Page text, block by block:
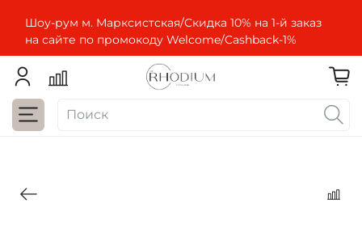
Шоу-рум м. Марксистская/Скидка 10% на 1-й заказ
на сайте по промокоду Welcome/Cashbaсk-1%